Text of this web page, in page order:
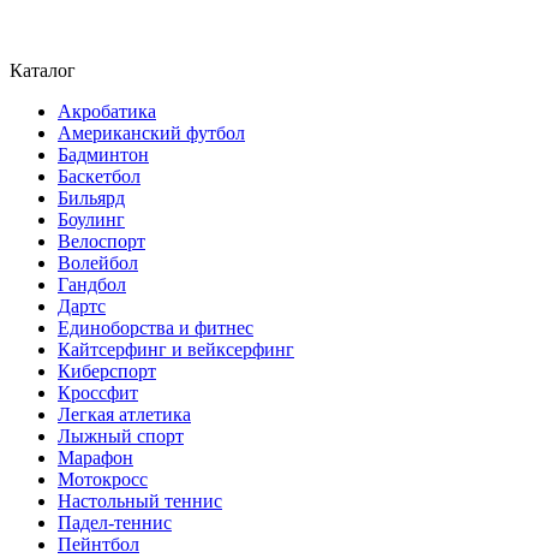
Каталог
Акробатика
Американский футбол
Бадминтон
Баскетбол
Бильярд
Боулинг
Велоспорт
Волейбол
Гандбол
Дартс
Единоборства и фитнес
Кайтсерфинг и вейксерфинг
Киберспорт
Кроссфит
Легкая атлетика
Лыжный спорт
Марафон
Мотокросс
Настольный теннис
Падел-теннис
Пейнтбол